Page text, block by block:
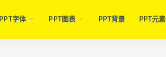
PPT字体 PPT图表 PPT背景 PPT元素